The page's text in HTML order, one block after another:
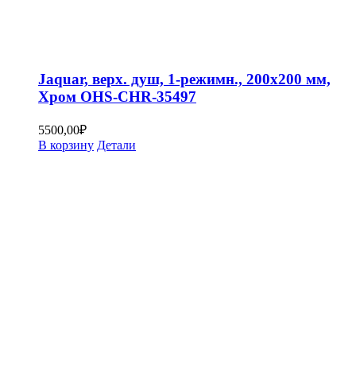
Jaquar, верх. душ, 1-режимн., 200х200 мм,
Хром OHS-CHR-35497
5500,00₽
В корзину Детали